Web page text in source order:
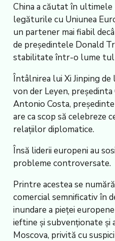
China a căutat în ultimele
legăturile cu Uniunea
un partener mai fiabil
de președintele Donald
stabilitate într-o lume
Întâlnirea lui Xi Jinping de
von der Leyen, președinta
Antonio Costa,
are ca scop să celebreze
relațiilor diplomatice.
Însă liderii europeni au
probleme controversate.
Printre acestea se
comercial semnificativ în
inundare a pieței
ieftine și subvenționate și
Moscova, privită cu